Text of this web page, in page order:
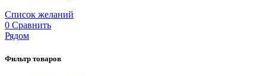
Список желаний
0 Сравнить
Рядом
Фильтр товаров